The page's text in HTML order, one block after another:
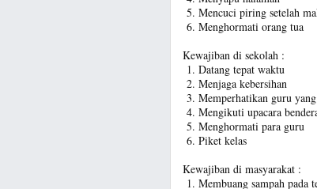
Mencuci piring setelah
Menghormati orang tua
Kewajiban di sekolah :
Datang tepat waktu
Menjaga kebersihan
Memperhatikan guru
Mengikuti upacara
Menghormati para guru
Piket kelas
Kewajiban di masyarakat :
Membuang sampah pada